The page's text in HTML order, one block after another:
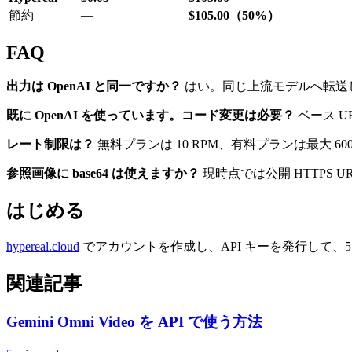
節約
— $105.00（50%）
FAQ
出力は OpenAI と同一ですか？ はい。同じ上流モデルへ転
既に OpenAI を使っています。コード変更は必要？ ベース
レート制限は？ 無料プランは 10 RPM、有料プランは最大
参照画像に base64 は使えますか？ 現時点では公開 HTTPS
はじめる
hypereal.cloud でアカウントを作成し、API キーを発行して、
関連記事
Gemini Omni Video を API で使う方法